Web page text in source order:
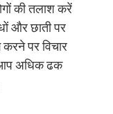
की तलाश करें
और छाती पर
करने पर विचार
आप अधिक ढक